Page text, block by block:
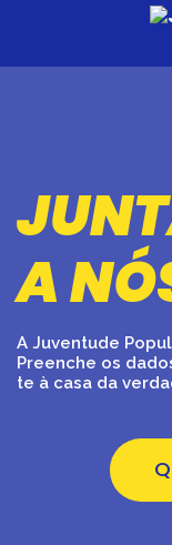
A
A Juventude
Preenche os
te à casa da